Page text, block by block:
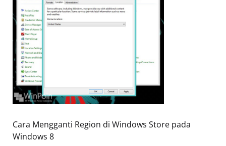
Cara Mengganti Region di Windows Store pada
Windows 8